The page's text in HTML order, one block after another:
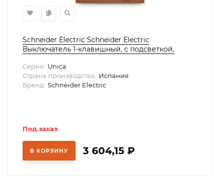
Schneider Electric Schneider Electric
Выключатель 1-клавишный, с подсветкой,
Серия: Unica
Страна производства: Испания
Бренд: Schneider Electric
Под заказ
В КОРЗИНУ 3 604,15 ₽